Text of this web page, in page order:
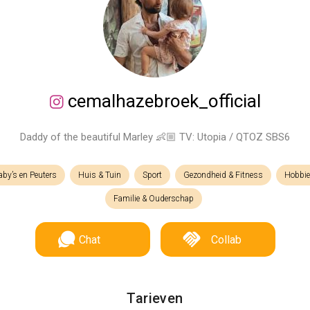
cemalhazebroek_official
Daddy of the beautiful Marley 👶🏼 TV: Utopia / QTOZ SBS6
en Peuters Huis & Tuin Sport Gezondheid & Fitness
Familie & Ouderschap
Chat Collab
Tarieven